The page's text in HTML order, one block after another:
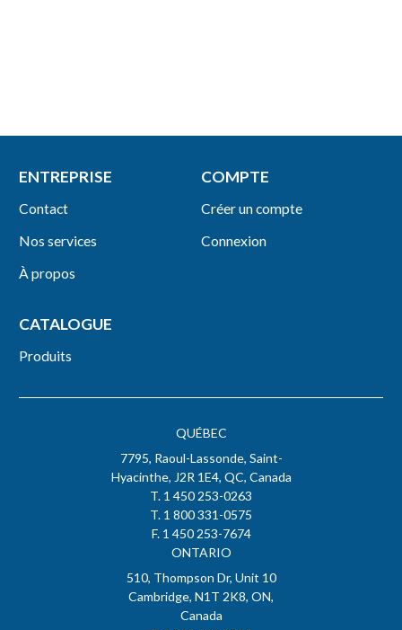
QUÉBEC
7795, Raoul-Lassonde, Saint-
Hyacinthe, J2R 1E4, QC, Canada
T. 1 450 253-0263
T. 1 800 331-0575
F. 1 450 253-7674
ONTARIO
510, Thompson Dr, Unit 10
Cambridge, N1T 2K8, ON,
Canada
ENTREPRISE
Contact
Nos services
À propos
COMPTE
Créer un compte
Connexion
CATALOGUE
Produits